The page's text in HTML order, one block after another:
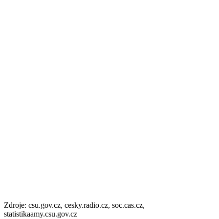
Zdroje: csu.gov.cz, cesky.radio.cz, soc.cas.cz,
statistikaamy.csu.gov.cz